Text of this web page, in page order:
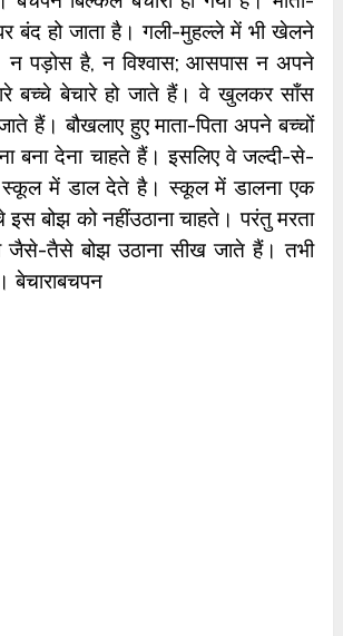
बंद हो जाता है। गली-मुहल्ले में भी खेलने
न पड़ोस है, न विश्वास; आसपास न अपने
बच्चे बेचारे हो जाते हैं। वे खुलकर साँस
हैं। बौखलाए हुए माता-पिता अपने बच्चों
बना देना चाहते हैं। इसलिए वे जल्दी-से-
स्कूल में डाल देते है। स्कूल में डालना एक
इस बोझ को नहींउठाना चाहते। परंतु मरता
जैसे-तैसे बोझ उठाना सीख जाते हैं। तभी
बेचाराबचपन